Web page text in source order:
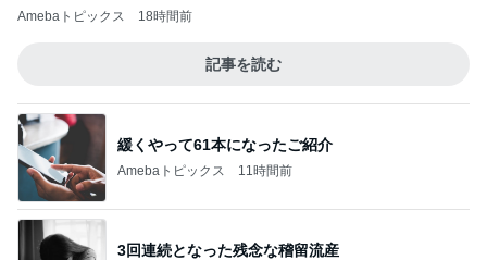
Amebaトピックス 18時間前
記事を読む
緩くやって61本になったご紹介
Amebaトピックス 11時間前
3回連続となった残念な稽留流産